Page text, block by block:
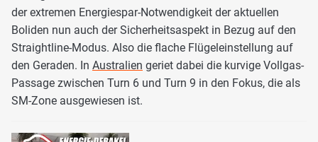
der extremen Energiespar-Notwendigkeit der aktuellen
Boliden nun auch der Sicherheitsaspekt in Bezug auf den
Straightline-Modus. Also die flache Flügeleinstellung auf
den Geraden. In Australien geriet dabei die kurvige Vollgas-
Passage zwischen Turn 6 und Turn 9 in den Fokus, die als
SM-Zone ausgewiesen ist.